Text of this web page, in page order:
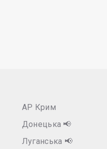
АР Крим
Донецька 📢
Луганська 📢